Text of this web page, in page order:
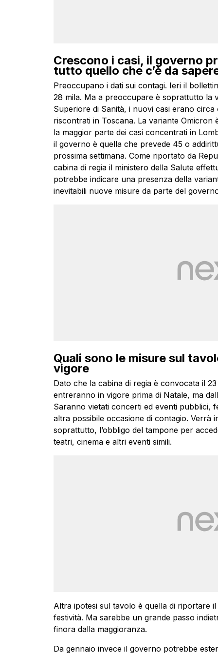
Crescono i casi, il governo
tutto quello che c’è da
Preoccupano i dati sui contagi. Ieri il
28 mila. Ma a preoccupare è soprattutto la
Superiore di Sanità, i nuovi casi erano
riscontrati in Toscana. La variante Omicron
la maggior parte dei casi concentrati in
il governo è quella che prevede 45 o
prossima settimana. Come riportato da
cabina di regia il ministero della Salute
potrebbe indicare una presenza della
inevitabili nuove misure da parte del
Quali sono le misure sul
vigore
Dato che la cabina di regia è convocata il
entreranno in vigore prima di Natale, ma
Saranno vietati concerti ed eventi pubblici,
altra possibile occasione di contagio. Verrà
soprattutto, l’obbligo del tampone per
teatri, cinema e altri eventi simili.
Altra ipotesi sul tavolo è quella di riportare
festività. Ma sarebbe un grande passo
finora dalla maggioranza.
Da gennaio invece il governo potrebbe